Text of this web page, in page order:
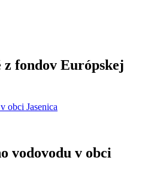
fondov Európskej
obci Jasenica
vodovodu v obci